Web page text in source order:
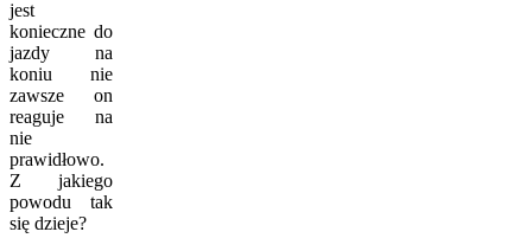
jest
konieczne do
jazdy na
koniu nie
zawsze on
reaguje na
nie
prawidłowo.
Z jakiego
powodu tak
się dzieje?